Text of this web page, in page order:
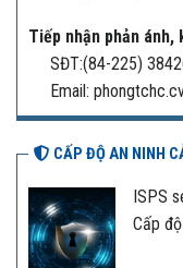
Tiếp nhận phản ánh,
SĐT:(84-225)
Email:
CẤP ĐỘ AN NINH
ISPS
Cấp